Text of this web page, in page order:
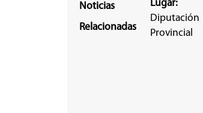
Noticias
Relacionadas
Lugar:
Diputación
Provincial